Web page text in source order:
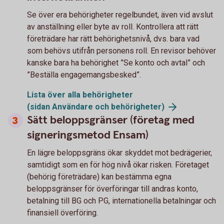
Se över era behörigheter regelbundet, även vid avslut
av anställning eller byte av roll. Kontrollera att rätt
företrädare har rätt behörighetsnivå, dvs. bara vad
som behövs utifrån personens roll. En revisor behöver
kanske bara ha behörighet ”Se konto och avtal” och
”Beställa engagemangsbesked”.
Lista över alla behörigheter
(sidan Användare och behörigheter)
Sätt beloppsgränser (företag med
signeringsmetod Ensam)
En lägre beloppsgräns ökar skyddet mot bedrägerier,
samtidigt som en för hög nivå ökar risken. Företaget
(behörig företrädare) kan bestämma egna
beloppsgränser för överföringar till andras konto,
betalning till BG och PG, internationella betalningar och
finansiell överföring.